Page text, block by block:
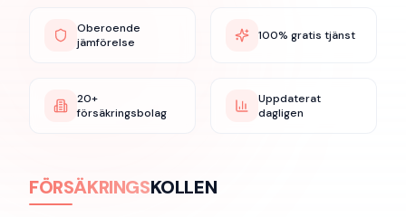
Oberoende
jämförelse
100% gratis tjänst
20+
försäkringsbolag
Uppdaterat
dagligen
FÖRSÄKRINGSKOLLEN